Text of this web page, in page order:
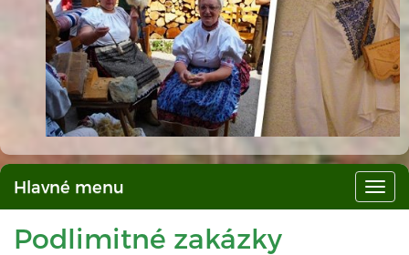
Hlavné menu
Podlimitné zakázky